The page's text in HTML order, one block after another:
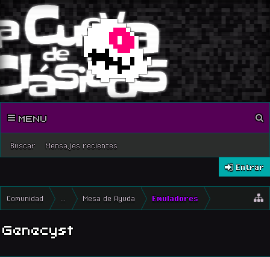
Buscar Mensajes recientes
MENU
Entrar
Comunidad Mesa de Ayuda Emuladores
Genecyst